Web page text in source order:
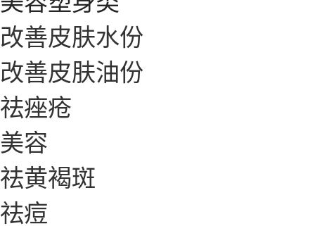
改善皮肤水份
改善皮肤油份
祛痤疮
美容
祛黄褐斑
祛痘